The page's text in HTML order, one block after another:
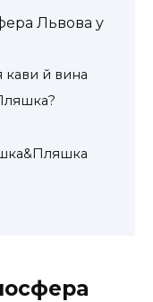
Львова у
кави й вина